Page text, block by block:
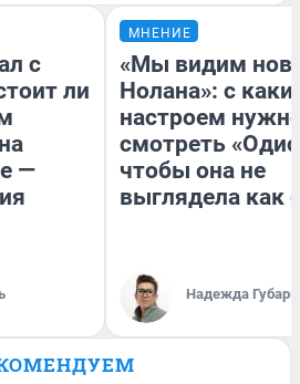
с
ли
—
МНЕНИЕ
«Мы видим
Нолана»: с
настроем
смотреть
чтобы она не
выглядела как
Надежда Губарь